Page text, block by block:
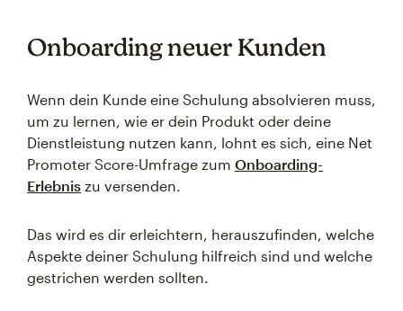
Onboarding neuer Kunden
Wenn dein Kunde eine Schulung absolvieren muss,
um zu lernen, wie er dein Produkt oder deine
Dienstleistung nutzen kann, lohnt es sich, eine Net
Promoter Score-Umfrage zum Onboarding-
Erlebnis zu versenden.
Das wird es dir erleichtern, herauszufinden, welche
Aspekte deiner Schulung hilfreich sind und welche
gestrichen werden sollten.